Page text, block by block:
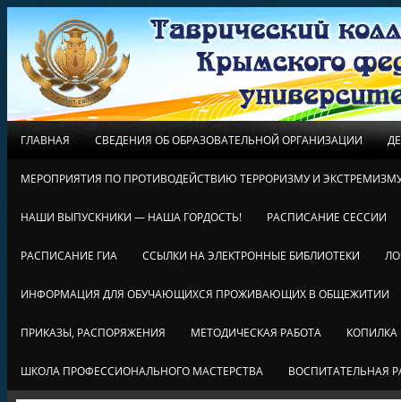
ГЛАВНАЯ СВЕДЕНИЯ ОБ ОБРАЗОВАТЕЛЬНОЙ ОРГАНИЗАЦИИ
МЕРОПРИЯТИЯ ПО ПРОТИВОДЕЙСТВИЮ ТЕРРОРИЗМУ И
НАШИ ВЫПУСКНИКИ — НАША ГОРДОСТЬ! РАСПИСАНИЕ СЕССИИ
РАСПИСАНИЕ ГИА ССЫЛКИ НА ЭЛЕКТРОННЫЕ БИБЛИОТЕКИ
ИНФОРМАЦИЯ ДЛЯ ОБУЧАЮЩИХСЯ ПРОЖИВАЮЩИХ В ОБЩЕЖИТИИ
ПРИКАЗЫ, РАСПОРЯЖЕНИЯ МЕТОДИЧЕСКАЯ РАБОТА КОПИЛКА
ШКОЛА ПРОФЕССИОНАЛЬНОГО МАСТЕРСТВА ВОСПИТАТЕЛЬНАЯ